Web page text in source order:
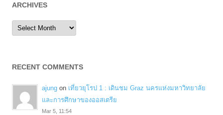
ARCHIVES
Archives
RECENT COMMENTS
ajung on เที่ยวยุโรป 1 : เดินชม Graz นครแห่งมหาวิทยาลัย
และการศึกษาของออสเตรีย
Mar 5, 11:54